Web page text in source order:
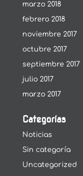
marzo 2018
febrero 2018
noviembre 2017
octubre 2017
septiembre 2017
julio 2017
marzo 2017
Categorías
Noticias
Sin categoría
Uncategorized